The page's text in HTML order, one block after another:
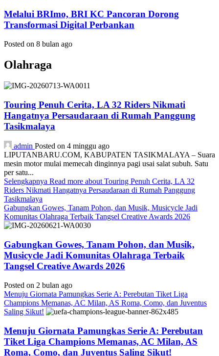
Melalui BRImo, BRI KC Pancoran Dorong
Transformasi Digital Perbankan
Posted on 8 bulan ago
Olahraga
Touring Penuh Cerita, LA 32 Riders Nikmati
Hangatnya Persaudaraan di Rumah Panggung
Tasikmalaya
admin Posted on 4 minggu ago
LIPUTANBARU.COM, KABUPATEN TASIKMALAYA – Suara
mesin motor mulai memecah dinginnya pagi usai salat subuh. Satu
per satu...
Selengkapnya Read more about Touring Penuh Cerita, LA 32
Riders Nikmati Hangatnya Persaudaraan di Rumah Panggung
Tasikmalaya
Gabungkan Gowes, Tanam Pohon, dan Musik, Musicycle Jadi
Komunitas Olahraga Terbaik Tangsel Creative Awards 2026
Gabungkan Gowes, Tanam Pohon, dan Musik,
Musicycle Jadi Komunitas Olahraga Terbaik
Tangsel Creative Awards 2026
Posted on 2 bulan ago
Menuju Giornata Pamungkas Serie A: Perebutan Tiket Liga
Champions Memanas, AC Milan, AS Roma, Como, dan Juventus
Saling Sikut!
Menuju Giornata Pamungkas Serie A: Perebutan
Tiket Liga Champions Memanas, AC Milan, AS
Roma, Como, dan Juventus Saling Sikut!